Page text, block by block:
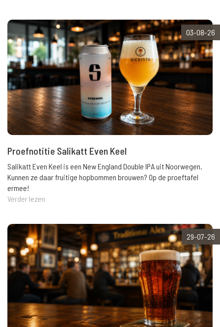
03-08-26
Proefnotitie Salikatt Even Keel
Salikatt Even Keel is een New England Double IPA uit Noorwegen.
Kunnen ze daar fruitige hopbommen brouwen? Op de proeftafel
ermee!
Verder lezen
29-07-26